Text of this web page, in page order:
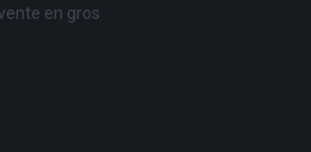
en gros